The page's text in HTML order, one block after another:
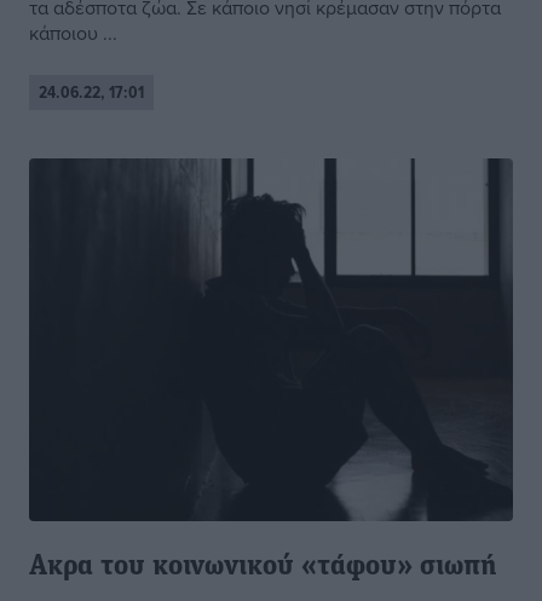
τα αδέσποτα ζώα. Σε κάποιο νησί κρέμασαν στην πόρτα
κάποιου ...
24.06.22, 17:01
Ακρα του κοινωνικού «τάφου» σιωπή